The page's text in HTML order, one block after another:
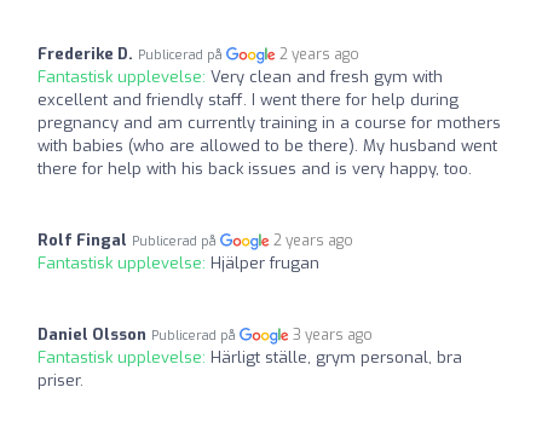
Frederike D. Publicerad på 2 years ago
Fantastisk upplevelse: Very clean and fresh gym with
excellent and friendly staff. I went there for help during
pregnancy and am currently training in a course for mothers
with babies (who are allowed to be there). My husband went
there for help with his back issues and is very happy, too.
Rolf Fingal Publicerad på 2 years ago
Fantastisk upplevelse: Hjälper frugan
Daniel Olsson Publicerad på 3 years ago
Fantastisk upplevelse: Härligt ställe, grym personal, bra
priser.